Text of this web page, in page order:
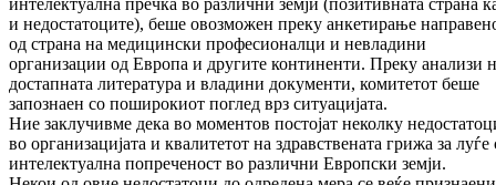
интелектуална пречка во различни земји (позитивната страна
и недостатоците), беше овозможен преку анкетирање
од страна на медицински професионалци и невладини
организации од Европа и другите континенти. Преку анализи
достапната литература и владини документи, комитетот беше
запознаен со поширокиот поглед врз ситуацијата.
Ние заклучивме дека во моментов постојат неколку
во организацијата и квалитетот на здравствената грижа за луѓе
интелектуална попреченост во различни Европски земји.